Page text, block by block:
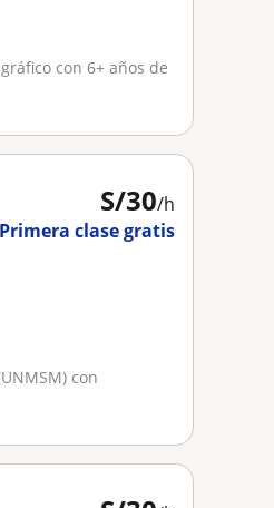
con 6+ años de
S/30/h
Primera clase gratis
con